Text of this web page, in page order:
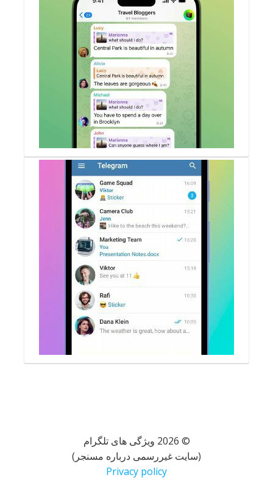
© 2026 ویژگی های تلگرام
(سایت غیررسمی درباره مسنجر)
Privacy policy